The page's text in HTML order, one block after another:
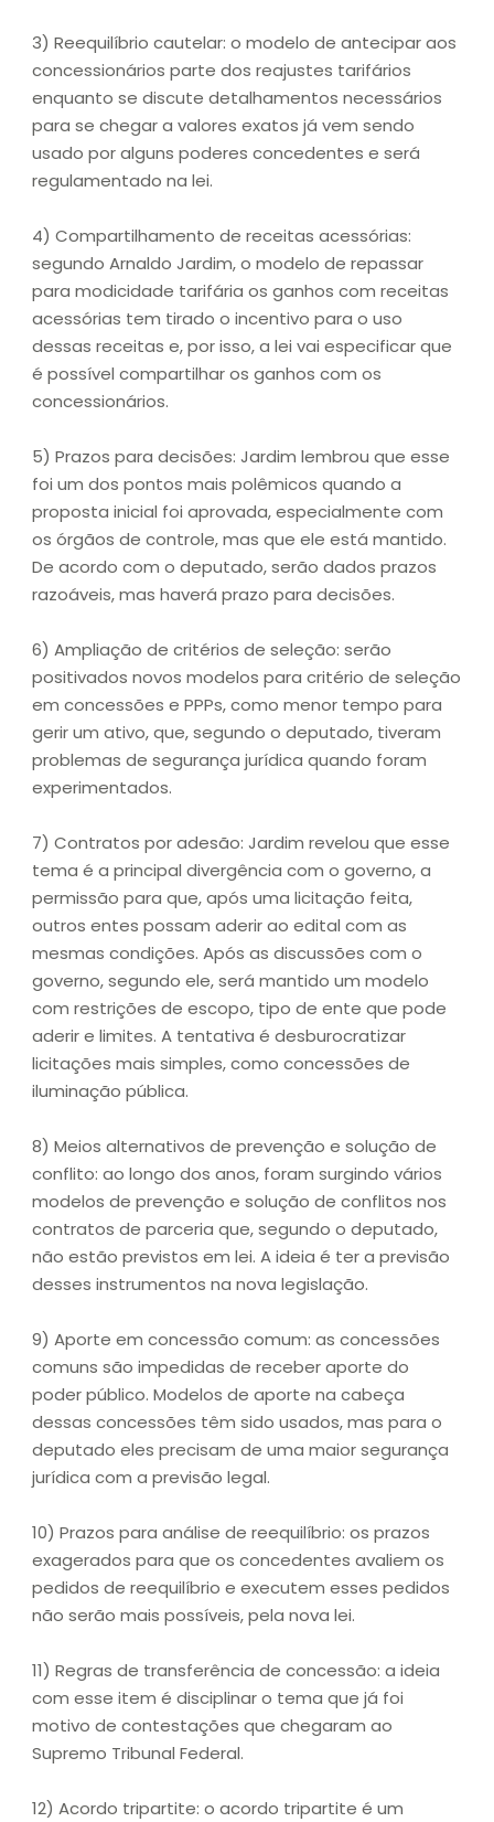
3) Reequilíbrio cautelar: o modelo de antecipar aos
concessionários parte dos reajustes tarifários
enquanto se discute detalhamentos necessários
para se chegar a valores exatos já vem sendo
usado por alguns poderes concedentes e será
regulamentado na lei.
4) Compartilhamento de receitas acessórias:
segundo Arnaldo Jardim, o modelo de repassar
para modicidade tarifária os ganhos com receitas
acessórias tem tirado o incentivo para o uso
dessas receitas e, por isso, a lei vai especificar que
é possível compartilhar os ganhos com os
concessionários.
5) Prazos para decisões: Jardim lembrou que esse
foi um dos pontos mais polêmicos quando a
proposta inicial foi aprovada, especialmente com
os órgãos de controle, mas que ele está mantido.
De acordo com o deputado, serão dados prazos
razoáveis, mas haverá prazo para decisões.
6) Ampliação de critérios de seleção: serão
positivados novos modelos para critério de seleção
em concessões e PPPs, como menor tempo para
gerir um ativo, que, segundo o deputado, tiveram
problemas de segurança jurídica quando foram
experimentados.
7) Contratos por adesão: Jardim revelou que esse
tema é a principal divergência com o governo, a
permissão para que, após uma licitação feita,
outros entes possam aderir ao edital com as
mesmas condições. Após as discussões com o
governo, segundo ele, será mantido um modelo
com restrições de escopo, tipo de ente que pode
aderir e limites. A tentativa é desburocratizar
licitações mais simples, como concessões de
iluminação pública.
8) Meios alternativos de prevenção e solução de
conflito: ao longo dos anos, foram surgindo vários
modelos de prevenção e solução de conflitos nos
contratos de parceria que, segundo o deputado,
não estão previstos em lei. A ideia é ter a previsão
desses instrumentos na nova legislação.
9) Aporte em concessão comum: as concessões
comuns são impedidas de receber aporte do
poder público. Modelos de aporte na cabeça
dessas concessões têm sido usados, mas para o
deputado eles precisam de uma maior segurança
jurídica com a previsão legal.
10) Prazos para análise de reequilíbrio: os prazos
exagerados para que os concedentes avaliem os
pedidos de reequilíbrio e executem esses pedidos
não serão mais possíveis, pela nova lei.
11) Regras de transferência de concessão: a ideia
com esse item é disciplinar o tema que já foi
motivo de contestações que chegaram ao
Supremo Tribunal Federal.
12) Acordo tripartite: o acordo tripartite é um